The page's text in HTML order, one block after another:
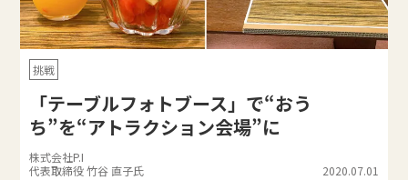
挑戦
「テーブルフォトブース」で“おう
ち”を“アトラクション会場”に
株式会社P.I
代表取締役 竹谷 直子氏
2020.07.01